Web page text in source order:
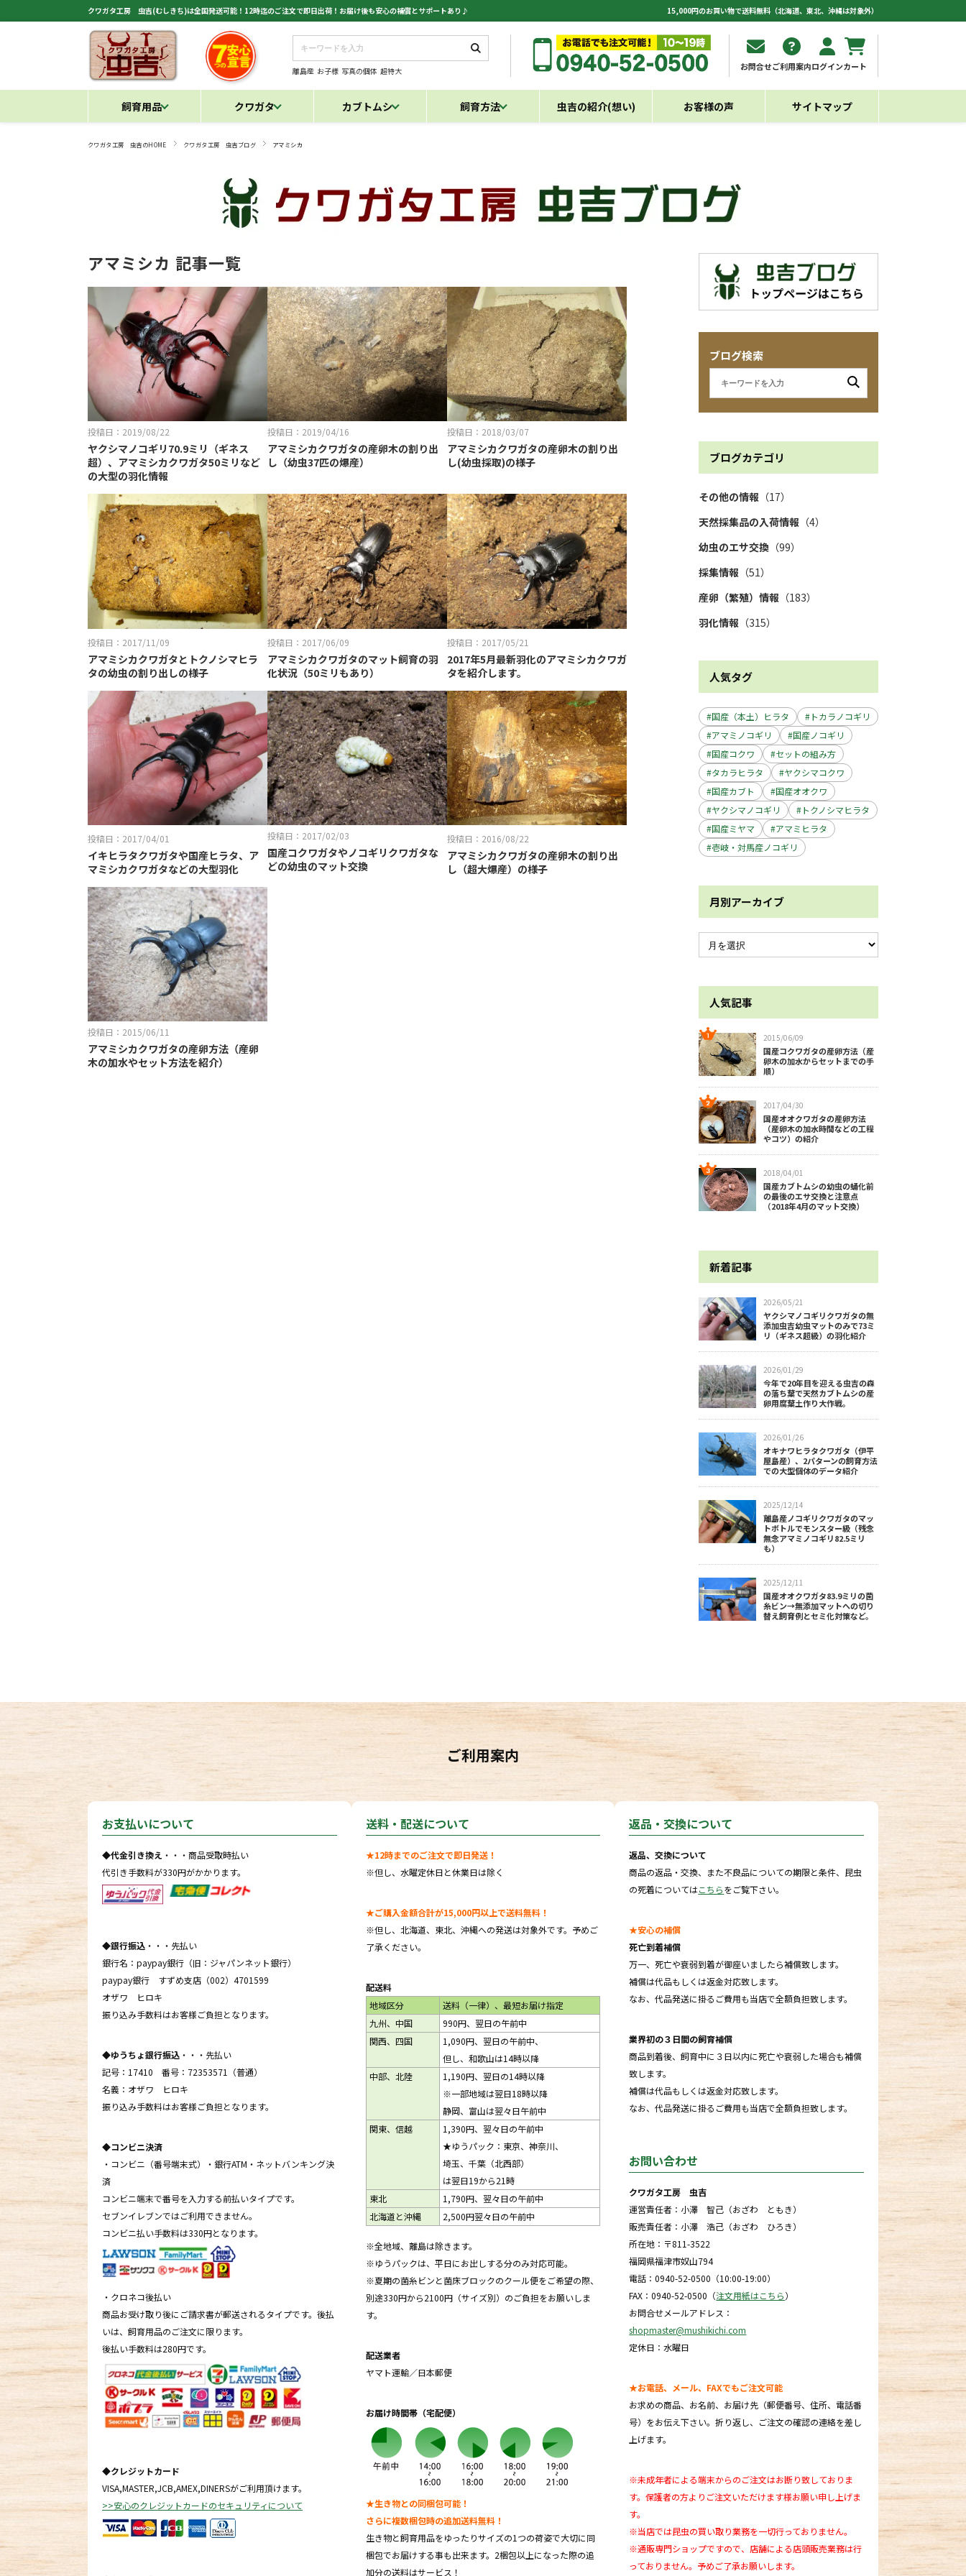
クワガタ工房 虫吉(むしきち)は全国発送可能！12時迄のご注文で即日出荷！お届け後も安心の補償とサポートあり♪ 15,000円のお買い物で送料無料（北海道、東北、沖縄は対象外）
離島産 お子様 写真の個体 超特大 お問合せご利用案内ログインカート
飼育用品 クワガタ カブトムシ 飼育方法 虫吉の紹介(想い) お客様の声 サイトマップ
クワガタ工房 虫吉のHOME クワガタ工房 虫吉ブログ アマミシカ
アマミシカ 記事一覧
投稿日：2019/08/22
ヤクシマノコギリ70.9ミリ（ギネス
超）、アマミシカクワガタ50ミリなど
の大型の羽化情報
投稿日：2019/04/16
アマミシカクワガタの産卵木の割り出
し（幼虫37匹の爆産）
投稿日：2018/03/07
アマミシカクワガタの産卵木の割り出
し(幼虫採取)の様子
投稿日：2017/11/09
アマミシカクワガタとトクノシマヒラ
タの幼虫の割り出しの様子
投稿日：2017/06/09
アマミシカクワガタのマット飼育の羽
化状況（50ミリもあり）
投稿日：2017/05/21
2017年5月最新羽化のアマミシカクワガ
タを紹介します。
投稿日：2017/04/01
イキヒラタクワガタや国産ヒラタ、ア
マミシカクワガタなどの大型羽化
投稿日：2017/02/03
国産コクワガタやノコギリクワガタな
どの幼虫のマット交換
投稿日：2016/08/22
アマミシカクワガタの産卵木の割り出
し（超大爆産）の様子
投稿日：2015/06/11
アマミシカクワガタの産卵方法（産卵
木の加水やセット方法を紹介）
ブログ検索
ブログカテゴリ
その他の情報 （17）
天然採集品の入荷情報 （4）
幼虫のエサ交換 （99）
採集情報 （51）
産卵（繁殖）情報 （183）
羽化情報 （315）
人気タグ
国産（本土）ヒラタ
トカラノコギリ
アマミノコギリ
国産ノコギリ
国産コクワ
セットの組み方
タカラヒラタ
ヤクシマコクワ
国産カブト
国産オオクワ
ヤクシマノコギリ
トクノシマヒラタ
国産ミヤマ
アマミヒラタ
壱岐・対馬産ノコギリ
月別アーカイブ
人気記事
2015/06/09
国産コクワガタの産卵方法（産
卵木の加水からセットまでの手
順）
2017/04/30
国産オオクワガタの産卵方法
（産卵木の加水時間などの工程
やコツ）の紹介
2018/04/01
国産カブトムシの幼虫の蛹化前
の最後のエサ交換と注意点
（2018年4月のマット交換）
新着記事
2026/05/21
ヤクシマノコギリクワガタの無
添加虫吉幼虫マットのみで73ミ
リ（ギネス超級）の羽化紹介
2026/01/29
今年で20年目を迎える虫吉の森
の落ち葉で天然カブトムシの産
卵用腐葉土作り大作戦。
2026/01/26
オキナワヒラタクワガタ（伊平
屋島産）、2パターンの飼育方法
での大型個体のデータ紹介
2025/12/14
離島産ノコギリクワガタのマッ
トボトルでモンスター級（残念
無念アマミノコギリ82.5ミリ
も）
2025/12/11
国産オオクワガタ83.9ミリの菌
糸ビン→無添加マットへの切り
替え飼育例とセミ化対策など。
ご利用案内
お支払いについて
◆代金引き換え ・・・商品受取時払い
代引き手数料が330円がかかります。
◆銀行振込 ・・・先払い
銀行名：paypay銀行（旧：ジャパンネット銀行）
paypay銀行 すずめ支店（002）4701599
オザワ ヒロキ
振り込み手数料はお客様ご負担となります。
◆ゆうちょ銀行振込 ・・・先払い
記号：17410 番号：72353571（普通）
名義：オザワ ヒロキ
振り込み手数料はお客様ご負担となります。
◆コンビニ決済
・コンビニ（番号端末式）・銀行ATM・ネットバンキング決
済
コンビニ端末で番号を入力する前払いタイプです。
セブンイレブンではご利用できません。
コンビニ払い手数料は330円となります。
・クロネコ後払い
商品お受け取り後にご請求書が郵送されるタイプです。後払
いは、飼育用品のご注文に限ります。
後払い手数料は280円です。
◆クレジットカード
VISA,MASTER,JCB,AMEX,DINERSがご利用頂けます。
>>安心のクレジットカードのセキュリティについて
送料・配送について
★12時までのご注文で即日発送！
※但し、水曜定休日と休業日は除く
★ご購入金額合計が15,000円以上で送料無料！
※但し、北海道、東北、沖縄への発送は対象外です。予めご
了承ください。
配送料
地域区分
送料（一律）、最短お届け指定
九州、中国
990円、翌日の午前中
関西、四国
1,090円、翌日の午前中、
但し、和歌山は14時以降
中部、北陸
1,190円、翌日の14時以降
※一部地域は翌日18時以降
静岡、富山は翌々日午前中
関東、信越
1,390円、翌々日の午前中
★ゆうパック：東京、神奈川、
埼玉、千葉（北西部）
は翌日19から21時
東北
1,790円、翌々日の午前中
北海道と沖縄
2,500円翌々日の午前中
※全地域、離島は除きます。
※ゆうパックは、平日にお出しする分のみ対応可能。
※夏期の菌糸ビンと菌床ブロックのクール便をご希望の際、
別途330円から2100円（サイズ別）のご負担をお願いしま
す。
配送業者
ヤマト運輸／日本郵便
お届け時間帯（宅配便）
★生き物との同梱包可能！
さらに複数梱包時の追加送料無料！
生き物と飼育用品をゆったりサイズの1つの荷姿で大切に同
梱包でお届けする事も出来ます。2梱包以上になった際の追
加分の送料はサービス！
返品・交換について
返品、交換について
商品の返品・交換、また不良品についての期限と条件、昆虫
の死着についてはこちらをご覧下さい。
★安心の補償
死亡到着補償
万一、死亡や衰弱到着が御座いましたら補償致します。
補償は代品もしくは返金対応致します。
なお、代品発送に掛るご費用も当店で全額負担致します。
業界初の３日間の飼育補償
商品到着後、飼育中に３日以内に死亡や衰弱した場合も補償
致します。
補償は代品もしくは返金対応致します。
なお、代品発送に掛るご費用も当店で全額負担致します。
お問い合わせ
クワガタ工房 虫吉
運営責任者：小澤 智己（おざわ ともき）
販売責任者：小澤 浩己（おざわ ひろき）
所在地：〒811-3522
福岡県福津市奴山794
電話：0940-52-0500（10:00-19:00）
FAX：0940-52-0500（注文用紙はこちら）
お問合せメールアドレス：
shopmaster@mushikichi.com
定休日：水曜日
★お電話、メール、FAXでもご注文可能
お求めの商品、お名前、お届け先（郵便番号、住所、電話番
号）をお伝え下さい。折り返し、ご注文の確認の連絡を差し
上げます。
※未成年者による端末からのご注文はお断り致しておりま
す。保護者の方よりご注文いただけます様お願い申し上げま
す。
※当店では昆虫の買い取り業務を一切行っておりません。
※通販専門ショップですので、店舗による店頭販売業務は行
っておりません。予めご了承お願いします。